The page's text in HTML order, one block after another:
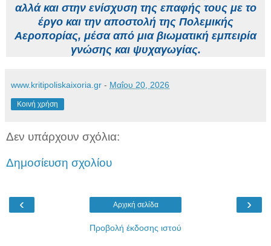
αλλά και στην ενίσχυση της επαφής τους με το
έργο και την αποστολή της Πολεμικής
Αεροπορίας, μέσα από μια βιωματική εμπειρία
γνώσης και ψυχαγωγίας.
www.kritipoliskaixoria.gr - Μαΐου 20, 2026
Κοινή χρήση
Δεν υπάρχουν σχόλια:
Δημοσίευση σχολίου
‹ ›
Αρχική σελίδα
Προβολή έκδοσης ιστού